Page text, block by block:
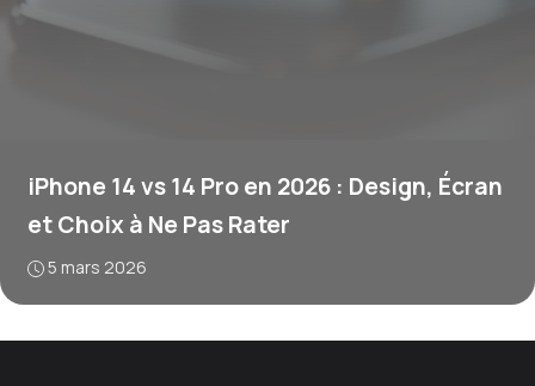
iPhone 14 vs 14 Pro en 2026 : Design, Écran
et Choix à Ne Pas Rater
5 mars 2026